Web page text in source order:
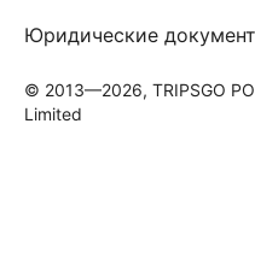
Юридические
© 2013—2026, TRIPSGO
Limited